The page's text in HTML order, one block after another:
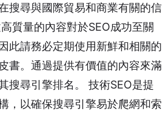
搜尋與國際貿易和商業有關的信
質量的內容對於SEO成功至關
此請務必定期使用新鮮和相關的
書。通過提供有價值的內容來滿
搜尋引擎排名。 技術SEO是提
，以確保搜尋引擎易於爬網和索